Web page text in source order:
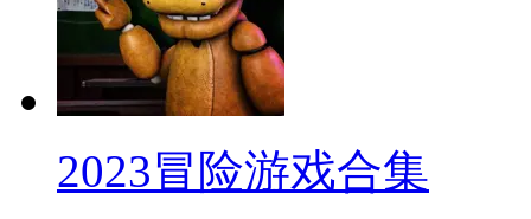
2023冒险游戏合集